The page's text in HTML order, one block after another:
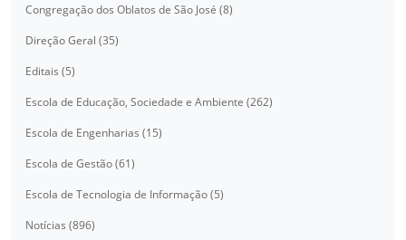
Congregação dos Oblatos de São José (8)
Direção Geral (35)
Editais (5)
Escola de Educação, Sociedade e Ambiente (262)
Escola de Engenharias (15)
Escola de Gestão (61)
Escola de Tecnologia de Informação (5)
Notícias (896)